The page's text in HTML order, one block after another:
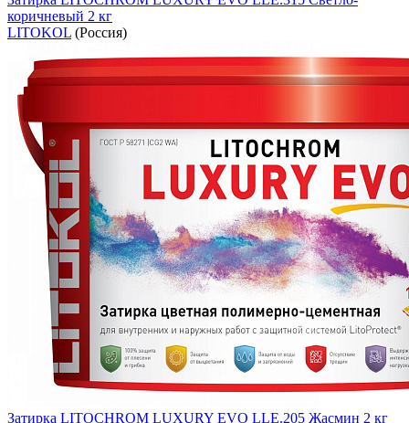
коричневый 2 кг
LITOKOL (Россия)
Затирка LITOCHROM LUXURY EVO LLE.205 Жасмин 2 кг